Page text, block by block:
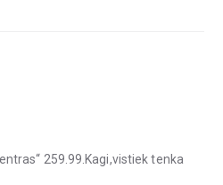
259.99.Kagi,vistiek tenka